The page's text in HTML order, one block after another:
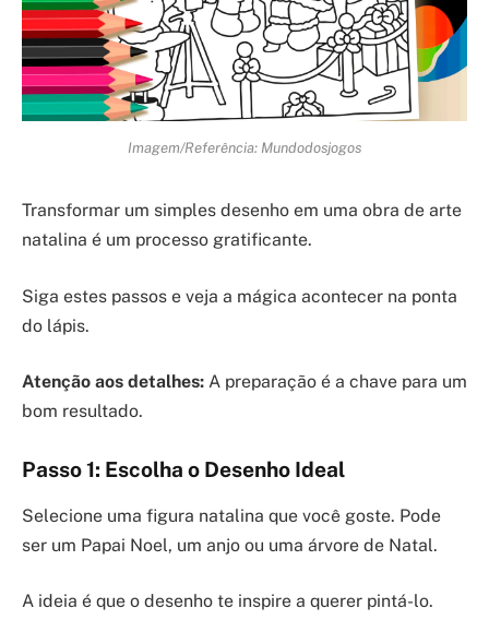
Imagem/Referência: Mundodosjogos
Transformar um simples desenho em uma obra de arte
natalina é um processo gratificante.
Siga estes passos e veja a mágica acontecer na ponta
do lápis.
Atenção aos detalhes: A preparação é a chave para um
bom resultado.
Passo 1: Escolha o Desenho Ideal
Selecione uma figura natalina que você goste. Pode
ser um Papai Noel, um anjo ou uma árvore de Natal.
A ideia é que o desenho te inspire a querer pintá-lo.